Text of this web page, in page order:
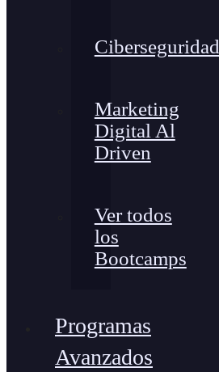
Ciberseguridad
Marketing
Digital Al
Driven
Ver todos
los
Bootcamps
Programas
Avanzados